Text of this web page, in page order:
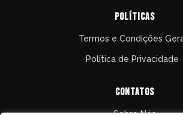
políticas
Termos e Condições
Política de Privacidade
Contatos